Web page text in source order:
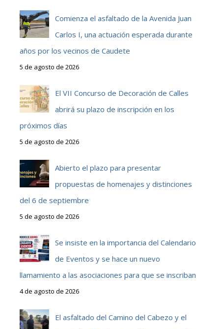
Comienza el asfaltado de la Avenida Juan
Carlos I, una actuación esperada durante
años por los vecinos de Caudete
5 de agosto de 2026
El VII Concurso de Decoración de Calles
abrirá su plazo de inscripción en los
próximos días
5 de agosto de 2026
Abierto el plazo para presentar
propuestas de homenajes y distinciones
del 6 de septiembre
5 de agosto de 2026
Se insiste en la importancia del Calendario
de Eventos y se hace un nuevo
llamamiento a las asociaciones para que se inscriban
4 de agosto de 2026
El asfaltado del Camino del Cabezo y el